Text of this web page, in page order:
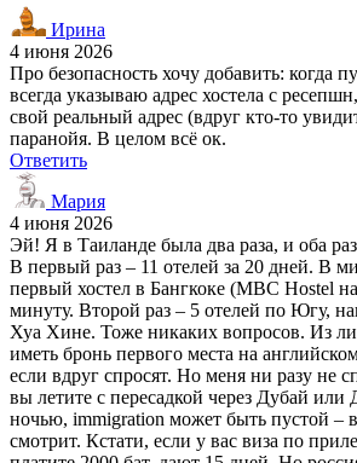
Ирина
4 июня 2026
Про безопасность хочу добавить: когда
всегда указываю адрес хостела с
свой реальный адрес (вдруг кто-то
паранойя. В целом всё ок.
Ответить
Мария
4 июня 2026
Эй! Я в Таиланде была два раза, и оба
В первый раз – 11 отелей за 20 дней. В
первый хостел в Бангкоке (MBC Hostel
минуту. Второй раз – 5 отелей по Югу,
Хуа Хине. Тоже никаких вопросов. Из
иметь бронь первого места на
если вдруг спросят. Но меня ни разу не
вы летите с пересадкой через Дубай или
ночью, immigration может быть пустой –
смотрит. Кстати, если у вас виза по